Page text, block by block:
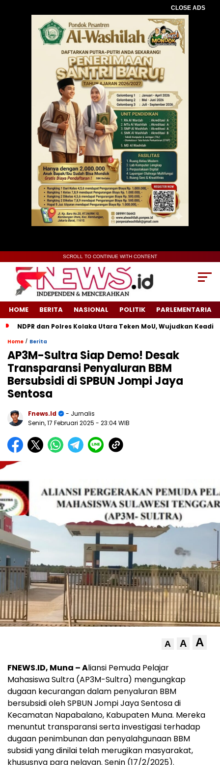
CLOSE ADS
SCROLL TO CONTINUE WITH CONTENT
HOME BERITA NASIONAL POLITIK PARLEMENTARIA
dan Polres Kolaka Utara Teken MoU, Wujudkan Keadilan
Home / Berita
AP3M-Sultra Siap Demo! Desak
Transparansi Penyaluran BBM
Bersubsidi di SPBUN Jompi Jaya
Sentosa
Fnews.id
- Jurnalis
Senin, 17 Februari 2025 - 23:04 WIB
A A A
FNEWS.ID, Muna – Aliansi Pemuda Pelajar
Mahasiswa Sultra (AP3M-Sultra) mengungkap
dugaan kecurangan dalam penyaluran BBM
bersubsidi oleh SPBUN Jompi Jaya Sentosa di
Kecamatan Napabalano, Kabupaten Muna. Mereka
menuntut transparansi serta investigasi terhadap
dugaan penimbunan dan penyalahgunaan BBM
subsidi yang dinilai telah merugikan masyarakat,
khususnya para nelayan. Senin (17/2/2025).